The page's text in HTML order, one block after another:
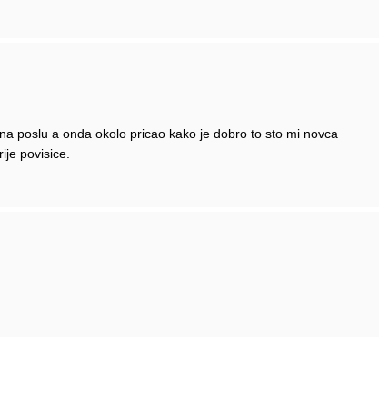
poslu a onda okolo pricao kako je dobro to sto mi novca
povisice.